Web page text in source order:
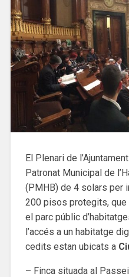
El Plenari de
Patronat Municipal de
(PMHB) de 4 solars per
200 pisos protegits, que
el parc públic
l’accés a un habitatge
cedits estan ubicats a
– Finca situada al